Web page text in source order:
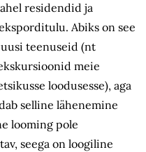
residendid ja
Abiks on see
teenuseid (nt
meie
loodusesse), aga
selline lähenemine
looming pole
seega on loogiline